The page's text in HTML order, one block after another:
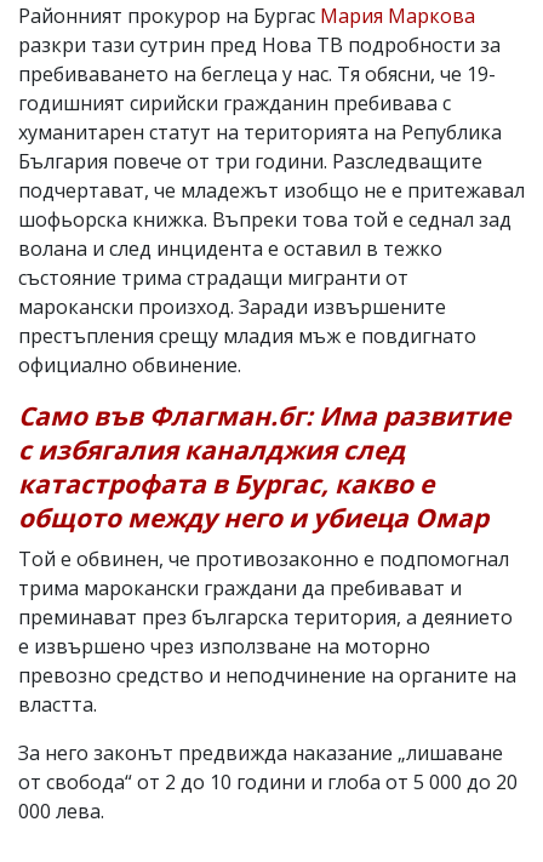
Районният прокурор на Бургас Мария Маркова
разкри тази сутрин пред Нова ТВ подробности за
пребиваването на беглеца у нас. Тя обясни, че 19-
годишният сирийски гражданин пребивава с
хуманитарен статут на територията на Република
България повече от три години. Разследващите
подчертават, че младежът изобщо не е притежавал
шофьорска книжка. Въпреки това той е седнал зад
волана и след инцидента е оставил в тежко
състояние трима страдащи мигранти от
марокански произход. Заради извършените
престъпления срещу младия мъж е повдигнато
официално обвинение.
Само във Флагман.бг: Има развитие
с избягалия каналджия след
катастрофата в Бургас, какво е
общото между него и убиеца Омар
Той е обвинен, че противозаконно е подпомогнал
трима марокански граждани да пребивават и
преминават през българска територия, а деянието
е извършено чрез използване на моторно
превозно средство и неподчинение на органите на
властта.
За него законът предвижда наказание „лишаване
от свобода“ от 2 до 10 години и глоба от 5 000 до 20
000 лева.